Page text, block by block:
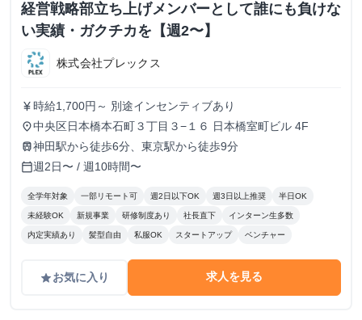
経営戦略部立ち上げメンバーとして誰にも負けな
い実績・ガクチカを【週2〜】
株式会社プレックス
currency_yen 時給1,700円～ 別途インセンティブあり
place中央区日本橋本石町３丁目３−１６ 日本橋室町ビル 4F
train神田駅から徒歩6分、東京駅から徒歩9分
calendar_today週2日〜 / 週10時間〜
全学年対象 一部リモート可 週2日以下OK 週3日以上推奨 半日OK
未経験OK 新規事業 研修制度あり 社長直下 インターン生多数
内定実績あり 髪型自由 私服OK スタートアップ ベンチャー
gradeお気に入り 求人を見る